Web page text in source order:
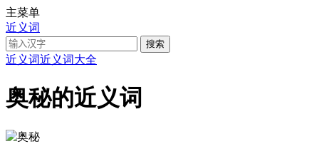
主菜单
近义词
近义词近义词大全
奥秘的近义词